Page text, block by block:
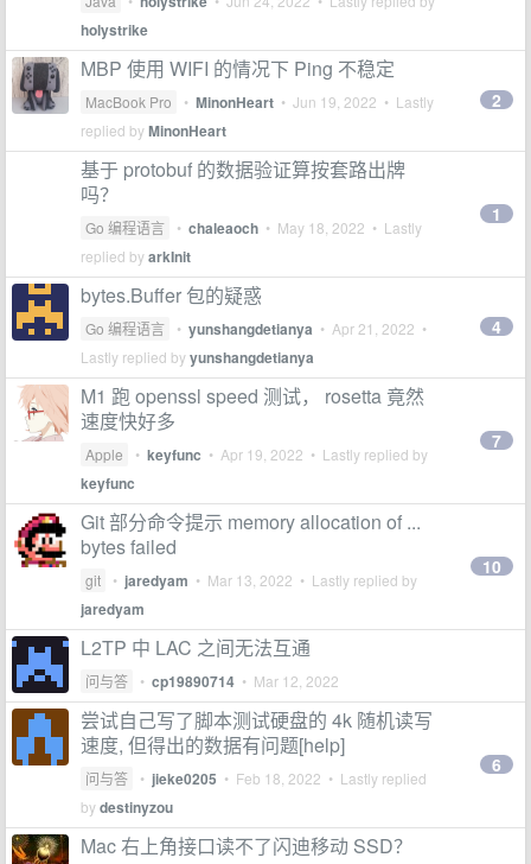
holystrike
MBP 使用 WIFI 的情况下 Ping 不稳定
MacBook Pro • MinonHeart • Jun 19, 2022 • Lastly
replied byMinonHeart
2
基于 protobuf 的数据验证算按套路出牌
吗？
Go 编程语言 • chaleaoch • May 18, 2022 • Lastly
replied byarkInit
1
bytes.Buffer 包的疑惑
Go 编程语言 • yunshangdetianya • Apr 21, 2022 •
Lastly replied byyunshangdetianya
4
M1 跑 openssl speed 测试， rosetta 竟然
速度快好多
Apple • keyfunc • Apr 19, 2022 • Lastly replied by
keyfunc
7
Git 部分命令提示 memory allocation of ...
bytes failed
git • jaredyam • Mar 13, 2022 • Lastly replied by
jaredyam
10
L2TP 中 LAC 之间无法互通
问与答 • cp19890714 • Mar 12, 2022
尝试自己写了脚本测试硬盘的 4k 随机读写
速度, 但得出的数据有问题[help]
问与答 • jieke0205 • Feb 18, 2022 • Lastly replied
bydestinyzou
6
Mac 右上角接口读不了闪迪移动 SSD？